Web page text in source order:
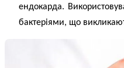
ендокарда.
бактеріями, що